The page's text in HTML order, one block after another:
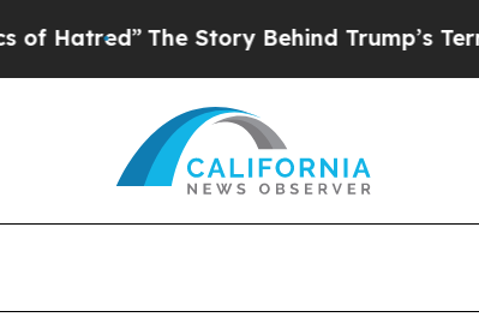
The Story Behind Trump’s Terrible